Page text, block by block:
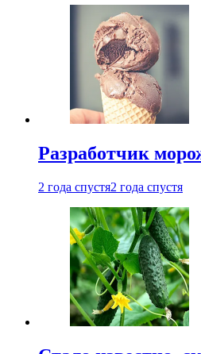
Разработчик
2 года спустя2 года спустя